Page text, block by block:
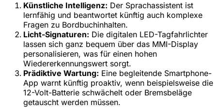
Künstliche Intelligenz: Der Sprachassistent ist
lernfähig und beantwortet künftig auch komplexe
Fragen zu Bordbuchinhalten.
Licht-Signaturen: Die digitalen LED-Tagfahrlichter
lassen sich ganz bequem über das MMI-Display
personalisieren, was für einen hohen
Wiedererkennungswert sorgt.
Prädiktive Wartung: Eine begleitende Smartphone-
App warnt künftig proaktiv, wenn beispielsweise die
12-Volt-Batterie schwächelt oder Bremsbeläge
getauscht werden müssen.